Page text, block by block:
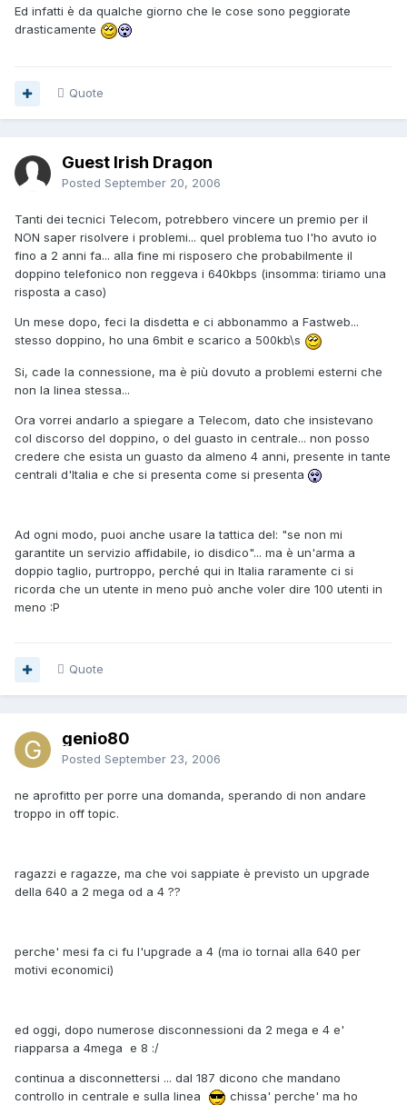
Ed infatti è da qualche giorno che le cose sono peggiorate
drasticamente
Quote
Guest Irish Dragon
Posted September 20, 2006
Tanti dei tecnici Telecom, potrebbero vincere un premio per il
NON saper risolvere i problemi... quel problema tuo l'ho avuto io
fino a 2 anni fa... alla fine mi risposero che probabilmente il
doppino telefonico non reggeva i 640kbps (insomma: tiriamo una
risposta a caso)
Un mese dopo, feci la disdetta e ci abbonammo a Fastweb...
stesso doppino, ho una 6mbit e scarico a 500kb\s
Si, cade la connessione, ma è più dovuto a problemi esterni che
non la linea stessa...
Ora vorrei andarlo a spiegare a Telecom, dato che insistevano
col discorso del doppino, o del guasto in centrale... non posso
credere che esista un guasto da almeno 4 anni, presente in tante
centrali d'Italia e che si presenta come si presenta
Ad ogni modo, puoi anche usare la tattica del: "se non mi
garantite un servizio affidabile, io disdico"... ma è un'arma a
doppio taglio, purtroppo, perché qui in Italia raramente ci si
ricorda che un utente in meno può anche voler dire 100 utenti in
meno :P
Quote
genio80
Posted September 23, 2006
ne aprofitto per porre una domanda, sperando di non andare
troppo in off topic.
ragazzi e ragazze, ma che voi sappiate è previsto un upgrade
della 640 a 2 mega od a 4 ??
perche' mesi fa ci fu l'upgrade a 4 (ma io tornai alla 640 per
motivi economici)
ed oggi, dopo numerose disconnessioni da 2 mega e 4 e'
riapparsa a 4mega e 8 :/
continua a disconnettersi ... dal 187 dicono che mandano
controllo in centrale e sulla linea
chissa' perche' ma ho